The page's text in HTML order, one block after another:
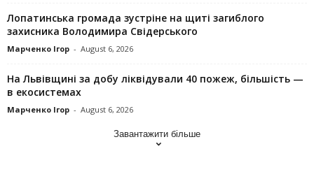
Лопатинська громада зустріне на щиті загиблого
захисника Володимира Свідерського
Марченко Ігор - August 6, 2026
На Львівщині за добу ліквідували 40 пожеж, більшість —
в екосистемах
Марченко Ігор - August 6, 2026
Завантажити більше